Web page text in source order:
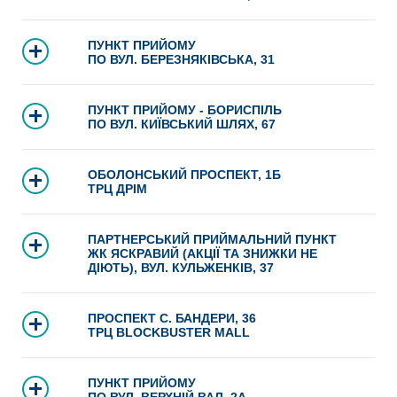
ПУНКТ ПРИЙОМУ
ПО ВУЛ. БЕРЕЗНЯКІВСЬКА, 31
ПУНКТ ПРИЙОМУ - БОРИСПІЛЬ
ПО ВУЛ. КИЇВСЬКИЙ ШЛЯХ, 67
ОБОЛОНСЬКИЙ ПРОСПЕКТ, 1Б
ТРЦ ДРІМ
ПАРТНЕРСЬКИЙ ПРИЙМАЛЬНИЙ ПУНКТ
ЖК ЯСКРАВИЙ (АКЦІЇ ТА ЗНИЖКИ НЕ
ДІЮТЬ), ВУЛ. КУЛЬЖЕНКІВ, 37
ПРОСПЕКТ С. БАНДЕРИ, 36
ТРЦ BLOCKBUSTER MALL
ПУНКТ ПРИЙОМУ